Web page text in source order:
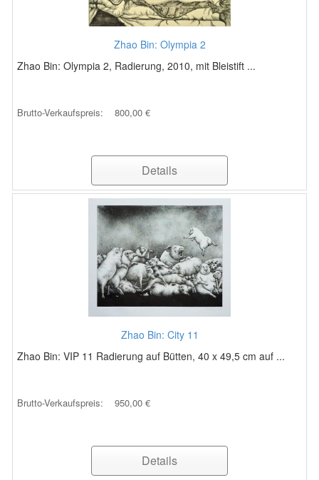
Zhao Bin: Olympia 2
Zhao Bin: Olympia 2, Radierung, 2010, mit Bleistift ...
Brutto-Verkaufspreis: 800,00 €
Details
Zhao Bin: City 11
Zhao Bin: VIP 11 Radierung auf Bütten, 40 x 49,5 cm auf ...
Brutto-Verkaufspreis: 950,00 €
Details